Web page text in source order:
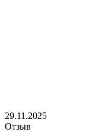
29.11.2025
Отзыв